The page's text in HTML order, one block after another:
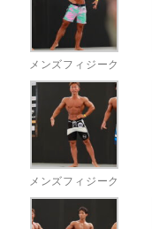
メンズフィジーク
メンズフィジーク